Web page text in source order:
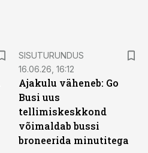
SISUTURUNDUS
16.06.26, 16:12
Ajakulu väheneb: Go
Busi uus
tellimiskeskkond
võimaldab bussi
broneerida minutitega